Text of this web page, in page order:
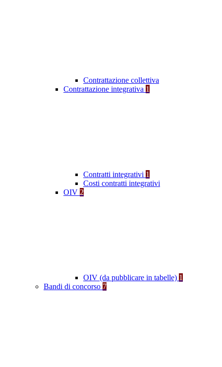
Contrattazione collettiva
Contrattazione integrativa 1
Contratti integrativi 1
Costi contratti integrativi
OIV 2
OIV (da pubblicare in tabelle) 1
Bandi di concorso 7